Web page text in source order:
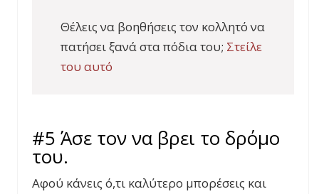
Θέλεις να βοηθήσεις τον κολλητό να
πατήσει ξανά στα πόδια του; Στείλε
του αυτό
#5 Άσε τον να βρει το δρόμο
του.
Αφού κάνεις ό,τι καλύτερο μπορέσεις και